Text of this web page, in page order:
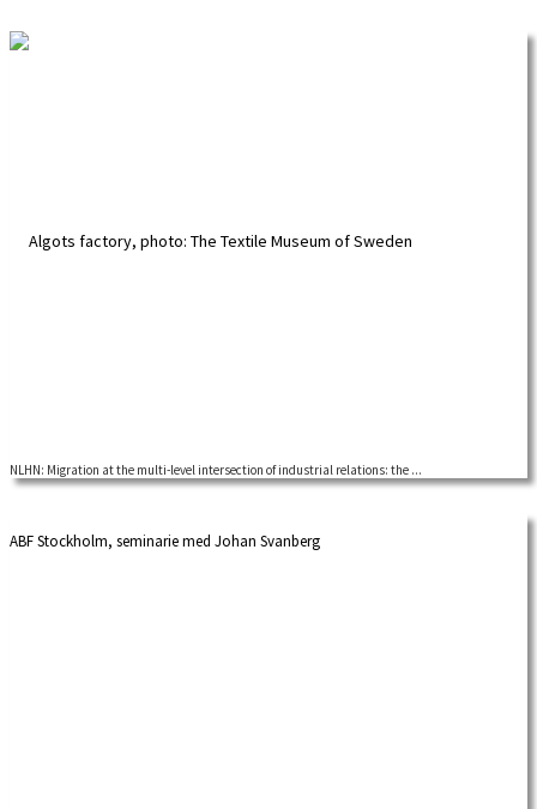
An online seminar organized by the Nordic Labour History Network. During the
NLHN: Migration at the multi-level intersection of industrial relations: the ...
ABF Stockholm, seminarie med Johan Svanberg